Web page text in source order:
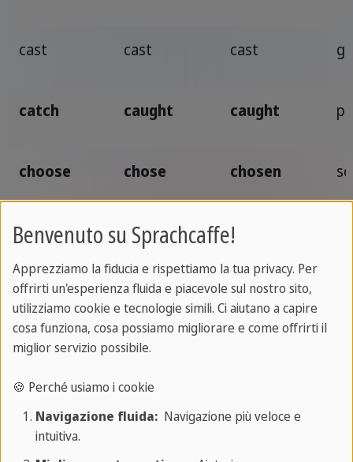
cast cast cast
catch caught caught
choose chose chosen
come came come
cost cost cost
creep crept
cut cut cut
Benvenuto su Sprachcaffe!
Apprezziamo la fiducia e rispettiamo la tua privacy. Per
offrirti un'esperienza fluida e piacevole sul nostro sito,
utilizziamo cookie e tecnologie simili. Ci aiutano a capire
cosa funziona, cosa possiamo migliorare e come offrirti il
miglior servizio possibile.
🍪 Perché usiamo i cookie
Navigazione fluida:Navigazione più veloce e
intuitiva.